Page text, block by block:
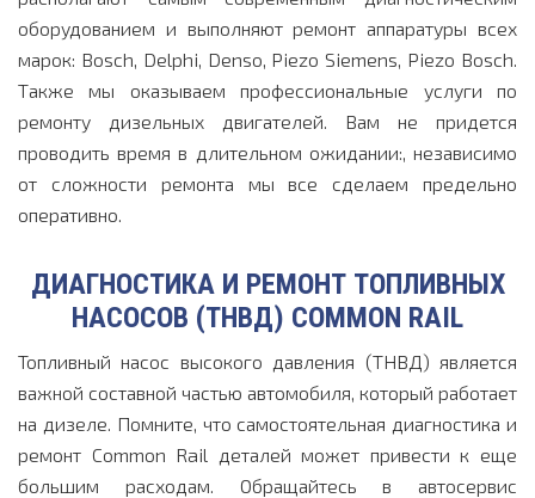
оборудованием и выполняют ремонт аппаратуры всех
марок: Bosch, Delphi, Denso, Piezo Siemens, Piezo Bosch.
Также мы оказываем профессиональные услуги по
ремонту дизельных двигателей. Вам не придется
проводить время в длительном ожидании:, независимо
от сложности ремонта мы все сделаем предельно
оперативно.
ДИАГНОСТИКА И РЕМОНТ ТОПЛИВНЫХ
НАСОСОВ (ТНВД) COMMON RAIL
Топливный насос высокого давления (ТНВД) является
важной составной частью автомобиля, который работает
на дизеле. Помните, что самостоятельная диагностика и
ремонт Common Rail деталей может привести к еще
большим расходам. Обращайтесь в автосервис